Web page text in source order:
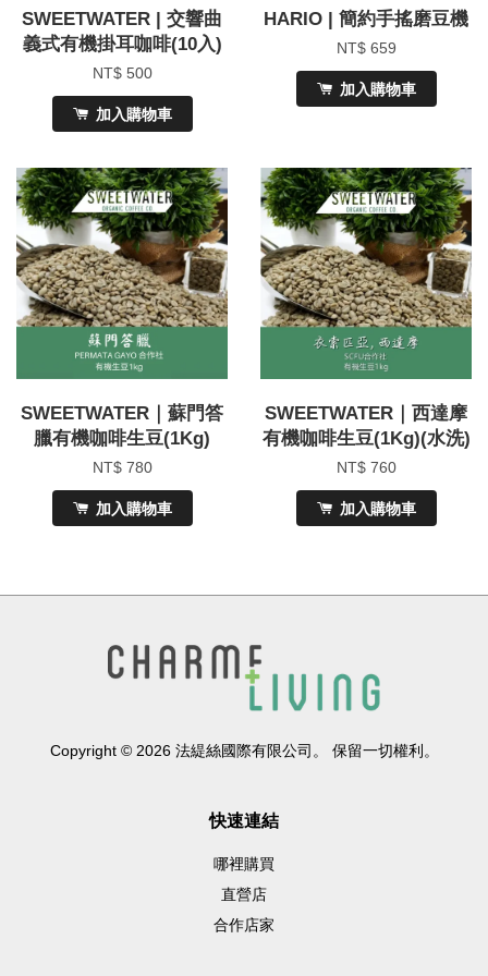
SWEETWATER | 交響曲
義式有機掛耳咖啡(10入)
NT$ 500
加入購物車
HARIO | 簡約手搖磨豆機
NT$ 659
加入購物車
SWEETWATER｜蘇門答
臘有機咖啡生豆(1Kg)
NT$ 780
加入購物車
SWEETWATER｜西達摩
有機咖啡生豆(1Kg)(水洗)
NT$ 760
加入購物車
Copyright © 2026 法緹絲國際有限公司。 保留一切權利。
快速連結
哪裡購買
直營店
合作店家